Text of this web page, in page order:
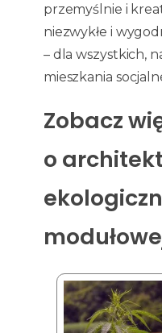
przemyślnie i
niezwykłe i
– dla wszystkich,
mieszkania
Zobacz
o